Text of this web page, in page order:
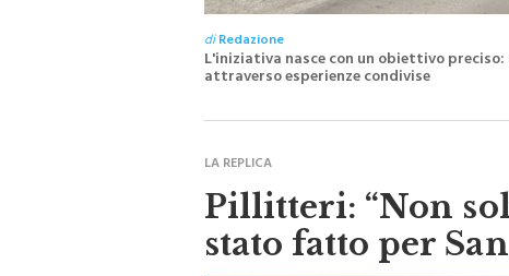
diRedazione
L'iniziativa nasce con un obiettivo
attraverso esperienze condivise
Pillitteri: “Non
stato fatto per